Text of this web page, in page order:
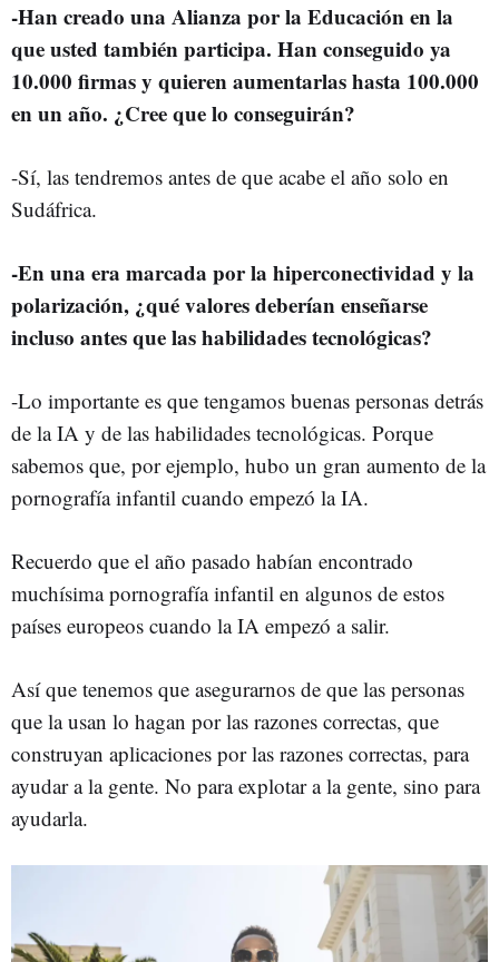
-Han creado una Alianza por la Educación en la
que usted también participa. Han conseguido ya
10.000 firmas y quieren aumentarlas hasta 100.000
en un año. ¿Cree que lo conseguirán?
-Sí, las tendremos antes de que acabe el año solo en
Sudáfrica.
-En una era marcada por la hiperconectividad y la
polarización, ¿qué valores deberían enseñarse
incluso antes que las habilidades tecnológicas?
-Lo importante es que tengamos buenas personas detrás
de la IA y de las habilidades tecnológicas. Porque
sabemos que, por ejemplo, hubo un gran aumento de la
pornografía infantil cuando empezó la IA.
Recuerdo que el año pasado habían encontrado
muchísima pornografía infantil en algunos de estos
países europeos cuando la IA empezó a salir.
Así que tenemos que asegurarnos de que las personas
que la usan lo hagan por las razones correctas, que
construyan aplicaciones por las razones correctas, para
ayudar a la gente. No para explotar a la gente, sino para
ayudarla.